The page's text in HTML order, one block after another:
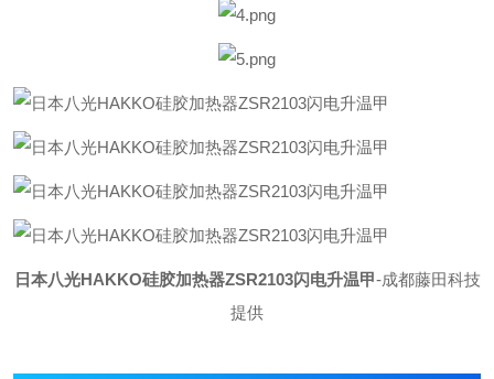
日本八光HAKKO硅胶加热器ZSR2103闪电升温甲-成都藤田科技
提供